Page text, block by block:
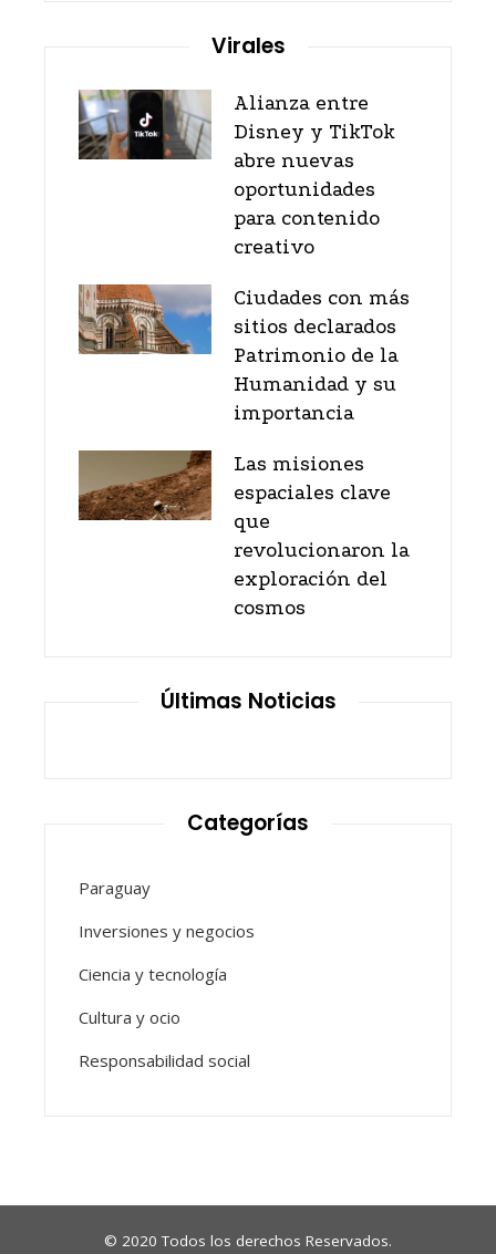
Virales
Alianza entre
Disney y TikTok
abre nuevas
oportunidades
para contenido
creativo
Ciudades con más
sitios declarados
Patrimonio de la
Humanidad y su
importancia
Las misiones
espaciales clave
que
revolucionaron la
exploración del
cosmos
Últimas Noticias
Categorías
Paraguay
Inversiones y negocios
Ciencia y tecnología
Cultura y ocio
Responsabilidad social
© 2020 Todos los derechos Reservados.